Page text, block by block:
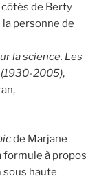
de Berty
personne de
la science. Les
2005),
de Marjane
formule à propos
sous haute